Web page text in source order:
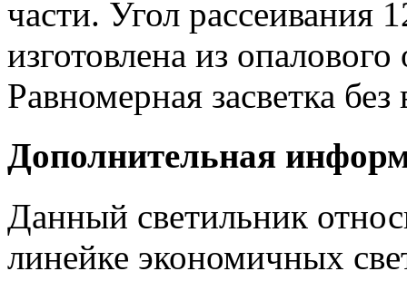
части. Угол рассеивания
изготовлена из
Равномерная засветка
Дополнительная
Данный светильник
линейке экономичных